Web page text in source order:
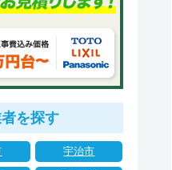
を探す
宇治市